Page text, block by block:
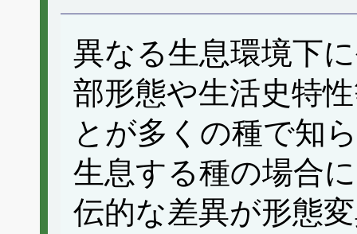
異なる生息環境下
部形態や生活史特
とが多くの種で知
生息する種の場合
伝的な差異が形態